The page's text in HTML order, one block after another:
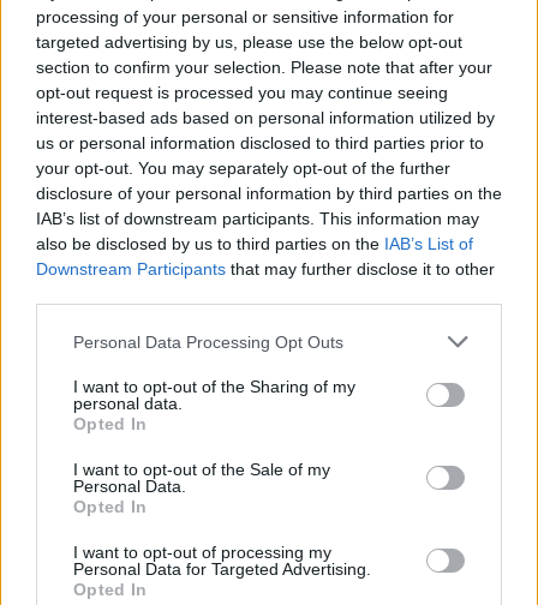
processing of your personal or sensitive information for
targeted advertising by us, please use the below opt-out
section to confirm your selection. Please note that after your
opt-out request is processed you may continue seeing
interest-based ads based on personal information utilized by
us or personal information disclosed to third parties prior to
your opt-out. You may separately opt-out of the further
disclosure of your personal information by third parties on the
IAB’s list of downstream participants. This information may
also be disclosed by us to third parties on the IAB’s List of
Downstream Participants that may further disclose it to other
Personal Data Processing Opt Outs
I want to opt-out of the Sharing of my
personal data.
Opted In
I want to opt-out of the Sale of my
Personal Data.
Opted In
I want to opt-out of processing my
Personal Data for Targeted Advertising.
Opted In